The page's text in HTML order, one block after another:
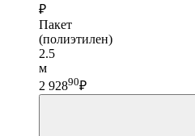
₽
Пакет
(полиэтилен)
2.5
м
2 92890₽